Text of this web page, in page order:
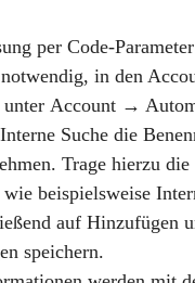
per Code-
in den
Account →
Suche die
Trage hierzu die
beispielsweise
auf Hinzufügen
speichern.